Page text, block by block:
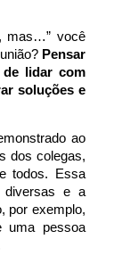
mas…” você
Pensar
de lidar com
soluções e
ao
dos colegas,
todos. Essa
diversas e a
por exemplo,
uma pessoa